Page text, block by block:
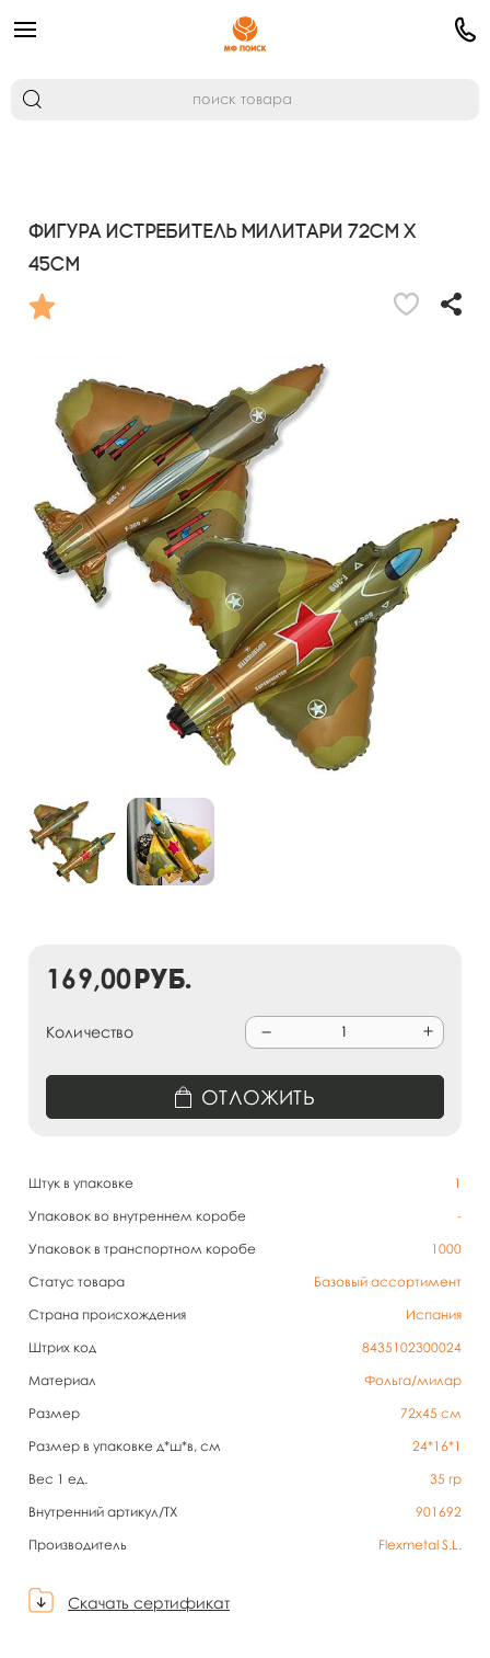
Фигура Истребитель милитари 72см х
45см
Штук в упаковке
1
Упаковок во внутреннем коробе
-
Упаковок в транспортном коробе
1000
Статус товара
Базовый ассортимент
Страна происхождения
Испания
Штрих код
8435102300024
Материал
Фольга/милар
Размер
72х45 см
Размер в упаковке д*ш*в, см
24*16*1
Вес 1 ед.
35 гр
Внутренний артикул/TX
901692
Производитель
Flexmetal S.L.
Скачать сертификат
169,00руб.
Количество
ОТЛОЖИТЬ